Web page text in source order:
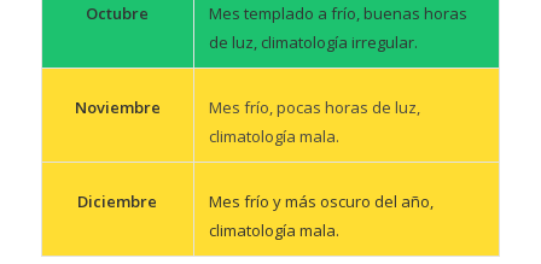
Octubre
Mes templado a frío, buenas horas
de luz, climatología irregular.
Noviembre
Mes frío, pocas horas de luz,
climatología mala.
Diciembre
Mes frío y más oscuro del año,
climatología mala.